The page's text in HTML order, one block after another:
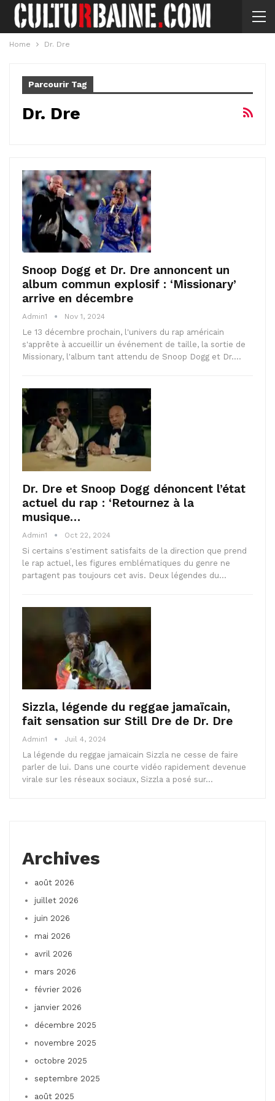
Home Dr. Dre
Parcourir Tag
Dr. Dre
Snoop Dogg et Dr. Dre annoncent un
album commun explosif : ‘Missionary’
arrive en décembre
Admin1 Nov 1, 2024
Le 13 décembre prochain, l'univers du rap américain
s'apprête à accueillir un événement de taille, la sortie de
Missionary, l'album tant attendu de Snoop Dogg et Dr.…
Dr. Dre et Snoop Dogg dénoncent l’état
actuel du rap : ‘Retournez à la
musique…
Admin1 Oct 22, 2024
Si certains s'estiment satisfaits de la direction que prend
le rap actuel, les figures emblématiques du genre ne
partagent pas toujours cet avis. Deux légendes du…
Sizzla, légende du reggae jamaïcain,
fait sensation sur Still Dre de Dr. Dre
Admin1 Juil 4, 2024
La légende du reggae jamaïcain Sizzla ne cesse de faire
parler de lui. Dans une courte vidéo rapidement devenue
virale sur les réseaux sociaux, Sizzla a posé sur…
Archives
août 2026
juillet 2026
juin 2026
mai 2026
avril 2026
mars 2026
février 2026
janvier 2026
décembre 2025
novembre 2025
octobre 2025
septembre 2025
août 2025